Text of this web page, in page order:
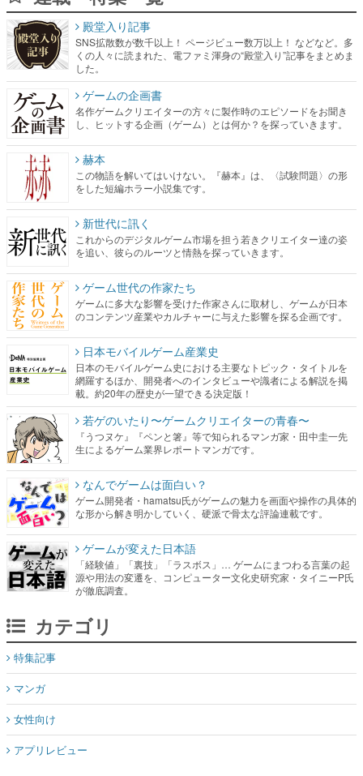
殿堂入り記事
SNS拡散数が数千以上！ ページビュー数万以上！ などなど。多
くの人々に読まれた、電ファミ渾身の“殿堂入り”記事をまとめま
した。
ゲームの企画書
名作ゲームクリエイターの方々に製作時のエピソードをお聞き
し、ヒットする企画（ゲーム）とは何か？を探っていきます。
赫本
この物語を解いてはいけない。『赫本』は、〈試験問題〉の形
をした短編ホラー小説集です。
新世代に訊く
これからのデジタルゲーム市場を担う若きクリエイター達の姿
を追い、彼らのルーツと情熱を探っていきます。
ゲーム世代の作家たち
ゲームに多大な影響を受けた作家さんに取材し、ゲームが日本
のコンテンツ産業やカルチャーに与えた影響を探る企画です。
日本モバイルゲーム産業史
日本のモバイルゲーム史における主要なトピック・タイトルを
網羅するほか、開発者へのインタビューや識者による解説を掲
載。約20年の歴史が一望できる決定版！
若ゲのいたり〜ゲームクリエイターの青春〜
『うつヌケ』『ペンと箸』等で知られるマンガ家・田中圭一先
生によるゲーム業界レポートマンガです。
なんでゲームは面白い？
ゲーム開発者・hamatsu氏がゲームの魅力を画面や操作の具体的
な形から解き明かしていく、硬派で骨太な評論連載です。
ゲームが変えた日本語
「経験値」「裏技」「ラスボス」… ゲームにまつわる言葉の起
源や用法の変遷を、コンピューター文化史研究家・タイニーP氏
が徹底調査。
カテゴリ
特集記事
マンガ
女性向け
アプリレビュー